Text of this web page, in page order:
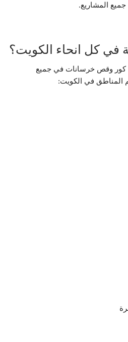
المشاريع.
في كل انحاء الكويت؟
كور وقص خرسانات في جميع
المناطق في الكويت: